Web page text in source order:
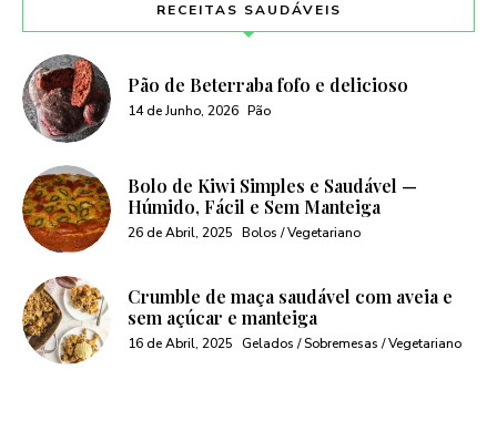
RECEITAS SAUDÁVEIS
Pão de Beterraba fofo e delicioso
14 de Junho, 2026 Pão
Bolo de Kiwi Simples e Saudável —
Húmido, Fácil e Sem Manteiga
26 de Abril, 2025 Bolos / Vegetariano
Crumble de maça saudável com aveia e
sem açúcar e manteiga
16 de Abril, 2025 Gelados / Sobremesas / Vegetariano